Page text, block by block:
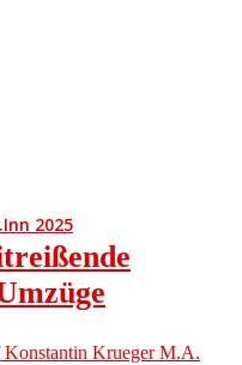
2025
Krueger M.A.